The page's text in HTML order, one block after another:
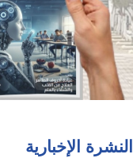
النشرة الإخبارية